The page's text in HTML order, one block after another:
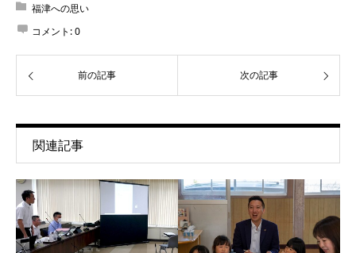
福津への思い
コメント:0
前の記事 次の記事
関連記事